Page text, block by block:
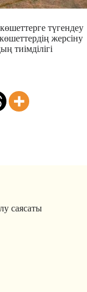
түгендеу
жерсіну
тиімділігі
саясаты